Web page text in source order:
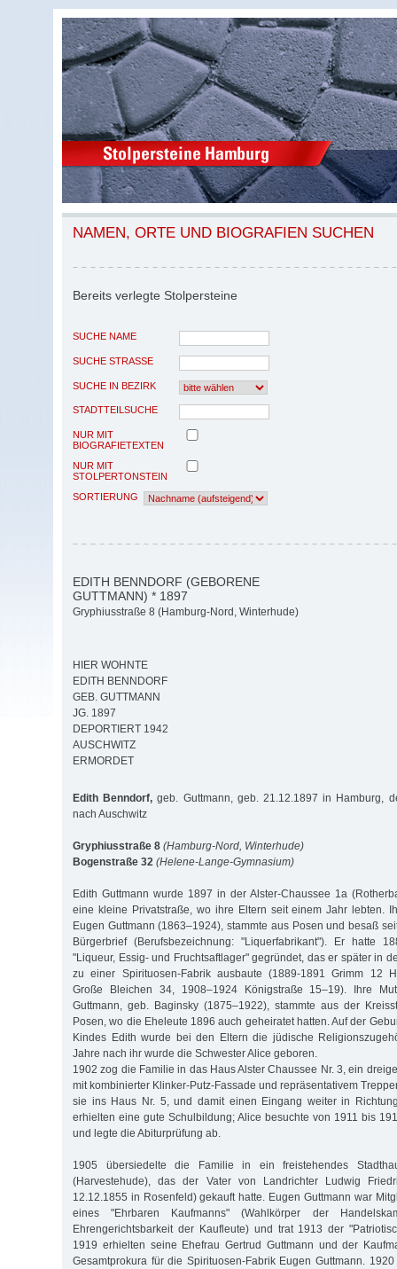
NAMEN, ORTE UND BIOGRAFIEN SUCHEN
Bereits verlegte Stolpersteine
SUCHE NAME
SUCHE STRASSE
SUCHE IN BEZIRK
STADTTEILSUCHE
NUR MIT
BIOGRAFIETEXTEN
NUR MIT
STOLPERTONSTEIN
SORTIERUNG
EDITH BENNDORF (GEBORENE
GUTTMANN) * 1897
Gryphiusstraße 8 (Hamburg-Nord, Winterhude)
HIER WOHNTE
EDITH BENNDORF
GEB. GUTTMANN
JG. 1897
DEPORTIERT 1942
AUSCHWITZ
ERMORDET
Edith Benndorf, geb. Guttmann, geb. 21.12.1897 in Hamburg,
nach Auschwitz
Gryphiusstraße 8 (Hamburg-Nord, Winterhude)
Bogenstraße 32 (Helene-Lange-Gymnasium)
Edith Guttmann wurde 1897 in der Alster-Chaussee 1a
eine kleine Privatstraße, wo ihre Eltern seit einem Jahr lebten.
Eugen Guttmann (1863–1924), stammte aus Posen und besaß
Bürgerbrief (Berufsbezeichnung: "Liquerfabrikant"). Er hatte
"Liqueur, Essig- und Fruchtsaftlager" gegründet, das er später in
zu einer Spirituosen-Fabrik ausbaute (1889-1891 Grimm 12
Große Bleichen 34, 1908–1924 Königstraße 15–19). Ihre
Guttmann, geb. Baginsky (1875–1922), stammte aus der
Posen, wo die Eheleute 1896 auch geheiratet hatten. Auf der
Kindes Edith wurde bei den Eltern die jüdische
Jahre nach ihr wurde die Schwester Alice geboren.
1902 zog die Familie in das Haus Alster Chaussee Nr. 3, ein
mit kombinierter Klinker-Putz-Fassade und repräsentativem
sie ins Haus Nr. 5, und damit einen Eingang weiter in
erhielten eine gute Schulbildung; Alice besuchte von 1911 bis
und legte die Abiturprüfung ab.
1905 übersiedelte die Familie in ein freistehendes
(Harvestehude), das der Vater von Landrichter Ludwig
12.12.1855 in Rosenfeld) gekauft hatte. Eugen Guttmann war
eines "Ehrbaren Kaufmanns" (Wahlkörper der
Ehrengerichtsbarkeit der Kaufleute) und trat 1913 der
1919 erhielten seine Ehefrau Gertrud Guttmann und der
Gesamtprokura für die Spirituosen-Fabrik Eugen Guttmann.